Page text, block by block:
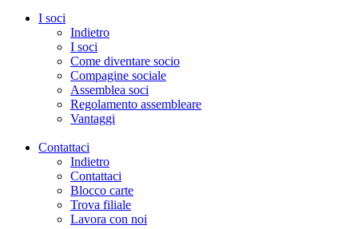
I soci
Indietro
I soci
Come diventare socio
Compagine sociale
Assemblea soci
Regolamento assembleare
Vantaggi
Contattaci
Indietro
Contattaci
Blocco carte
Trova filiale
Lavora con noi